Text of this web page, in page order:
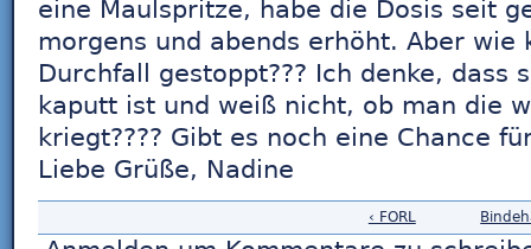
eine Maulspritze, habe die Dosis seit
morgens und abends erhöht. Aber
Durchfall gestoppt??? Ich denke, dass
kaputt ist und weiß nicht, ob man die
kriegt???? Gibt es noch eine Chance
Liebe Grüße, Nadine
‹ FORL